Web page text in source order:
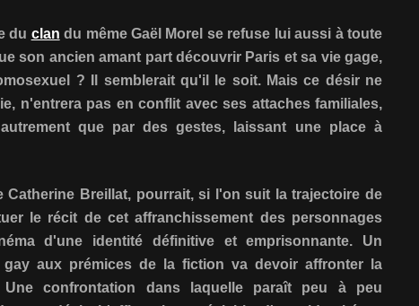
du clan du même Gaël Morel se refuse lui aussi à toute
son ancien amant part découvrir Paris et sa vie gage,
? Il semblerait qu'il le soit. Mais ce désir ne
n'entrera pas en conflit avec ses attaches familiales,
que par des gestes, laissant une place à
Catherine Breillat, pourrait, si l'on suit la trajectoire de
le récit de cet affranchissement des personnages
d'une identité définitive et emprisonnante. Un
gay aux prémices de la fiction va devoir affronter la
Une confrontation dans laquelle paraît peu à peu